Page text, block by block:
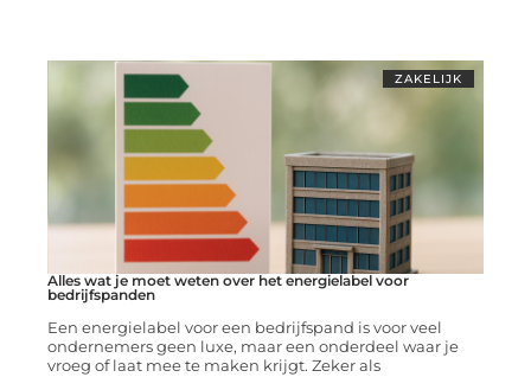
ZAKELIJK
Alles wat je moet weten over het energielabel voor
bedrijfspanden
Een energielabel voor een bedrijfspand is voor veel
ondernemers geen luxe, maar een onderdeel waar je
vroeg of laat mee te maken krijgt. Zeker als